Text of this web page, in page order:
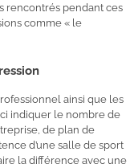
rencontrés pendant ces
comme « le
ainsi que les
indiquer le nombre de
de plan de
d’une salle de sport
la différence avec une